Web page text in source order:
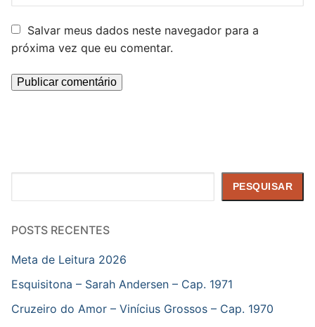
Salvar meus dados neste navegador para a
próxima vez que eu comentar.
PESQUISAR
POSTS RECENTES
Meta de Leitura 2026
Esquisitona – Sarah Andersen – Cap. 1971
Cruzeiro do Amor – Vinícius Grossos – Cap. 1970